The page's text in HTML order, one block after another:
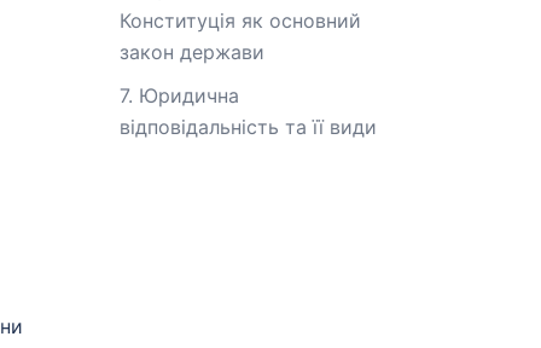
Конституція як основний
закон держави
7. Юридична
відповідальність та її види